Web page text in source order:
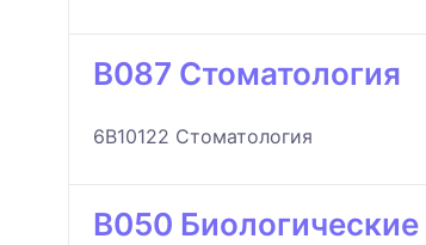
B087 Стоматология
6B10122 Стоматология
B050